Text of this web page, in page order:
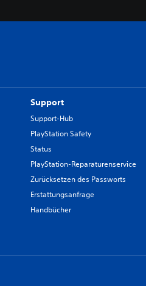
Support
Support-Hub
PlayStation Safety
Status
PlayStation-Reparaturenservice
Zurücksetzen des Passworts
Erstattungsanfrage
Handbücher